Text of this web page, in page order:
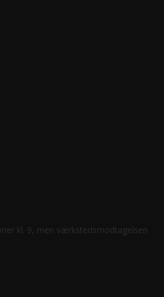
kl. 9, men værkstedsmodtagelsen